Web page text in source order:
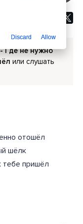
Где не нужно
или слушать
отошёл
шёлк
тебе пришёл
Discard Allow